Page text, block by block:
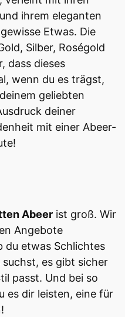
ihrem eleganten
Etwas. Die
Silber, Roségold
dass dieses
wenn du es trägst,
geliebten
deiner
mit einer Abeer-
Abeer ist groß. Wir
Angebote
du etwas Schlichtes
es gibt sicher
passt. Und bei so
es dir leisten, eine für